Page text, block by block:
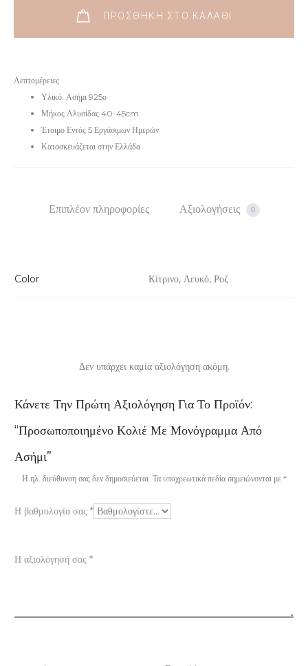
Λεπτομέρειες
Υλικό: Ασήμι 925ο
Μήκος Αλυσίδας 40-45cm
Έτοιμο Εντός 5 Εργάσιμων Ημερών
Κατασκευάζεται στην Ελλάδα
ΠΡΟΣΘΉΚΗ ΣΤΟ ΚΑΛΆΘΙ
Επιπλέον πληροφορίες Αξιολογήσεις 0
Color Κίτρινο, Λευκό, Ροζ
Α
ξ
ι
ο
λ
γ
ε
Δεν υπάρχει καμία αξιολόγηση ακόμη.
Κάνετε Την Πρώτη Αξιολόγηση Για Το Προϊόν:
“Προσωποποιημένο Κολιέ Με Μονόγραμμα Από
Ασήμι”
Η ηλ. διεύθυνση σας δεν δημοσιεύεται. Τα υποχρεωτικά πεδία σημειώνονται με *
Η βαθμολογία σας *
Η αξιολόγησή σας *